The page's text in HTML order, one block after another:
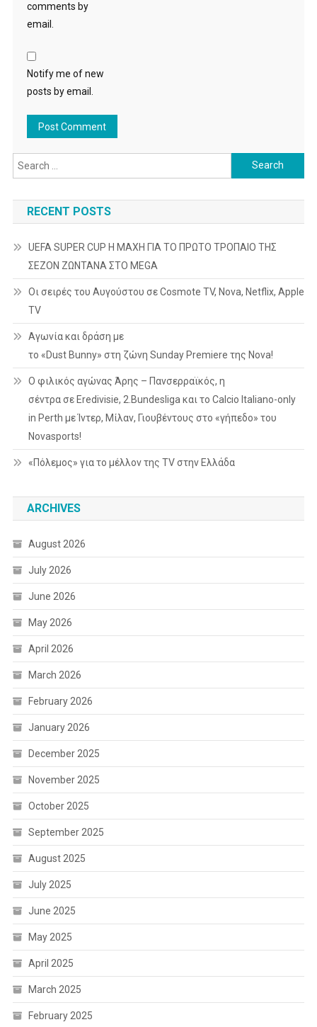
comments by
email.
Notify me of new
posts by email.
Search
for:
RECENT POSTS
UEFA SUPER CUP Η ΜΑΧΗ ΓΙΑ ΤΟ ΠΡΩΤΟ ΤΡΟΠΑΙΟ ΤΗΣ
ΣΕΖΟΝ ΖΩΝΤΑΝΑ ΣΤΟ MEGA
Οι σειρές του Αυγούστου σε Cosmote TV, Nova, Netflix, Apple
TV
Αγωνία και δράση με
το «Dust Bunny» στη ζώνη Sunday Premiere της Nova!
Ο φιλικός αγώνας Άρης – Πανσερραϊκός, η
σέντρα σε Eredivisie, 2.Bundesliga και το Calcio Italiano-only
in Perth με Ίντερ, Μίλαν, Γιουβέντους στο «γήπεδο» του
Novasports!
«Πόλεμος» για το μέλλον της TV στην Ελλάδα
ARCHIVES
August 2026
July 2026
June 2026
May 2026
April 2026
March 2026
February 2026
January 2026
December 2025
November 2025
October 2025
September 2025
August 2025
July 2025
June 2025
May 2025
April 2025
March 2025
February 2025